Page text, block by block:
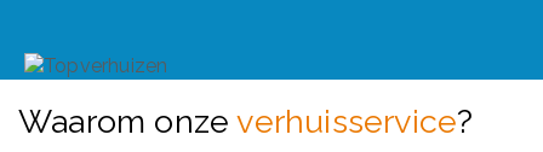
Waarom onzeverhuisservice?